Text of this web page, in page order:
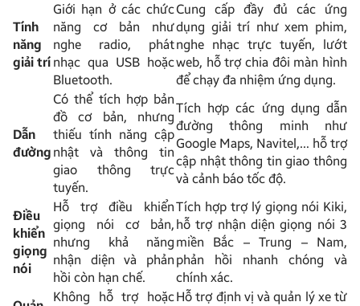
Tính
năng
giải trí
Giới hạn ở các chức
năng cơ bản như
nghe radio, phát
nhạc qua USB hoặc
Bluetooth.
Cung cấp đầy đủ các ứng
dụng giải trí như xem phim,
nghe nhạc trực tuyến, lướt
web, hỗ trợ chia đôi màn hình
để chạy đa nhiệm ứng dụng.
Dẫn
đường
Có thể tích hợp bản
đồ cơ bản, nhưng
thiếu tính năng cập
nhật và thông tin
giao thông trực
tuyến.
Tích hợp các ứng dụng dẫn
đường thông minh như
Google Maps, Navitel,… hỗ trợ
cập nhật thông tin giao thông
và cảnh báo tốc độ.
Điều
khiển
giọng
nói
Hỗ trợ điều khiển
giọng nói cơ bản,
nhưng khả năng
nhận diện và phản
hồi còn hạn chế.
Tích hợp trợ lý giọng nói Kiki,
hỗ trợ nhận diện giọng nói 3
miền Bắc – Trung – Nam,
phản hồi nhanh chóng và
chính xác.
Không hỗ trợ hoặcHỗ trợ định vị và quản lý xe từ